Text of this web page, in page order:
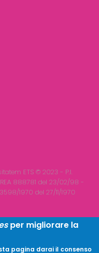
ETS © 2023 - P.I.
888781 del 23/02/98 -
1970 del 27/11/1970
All Rights Reserved
per migliorare la
pagina darai il consenso